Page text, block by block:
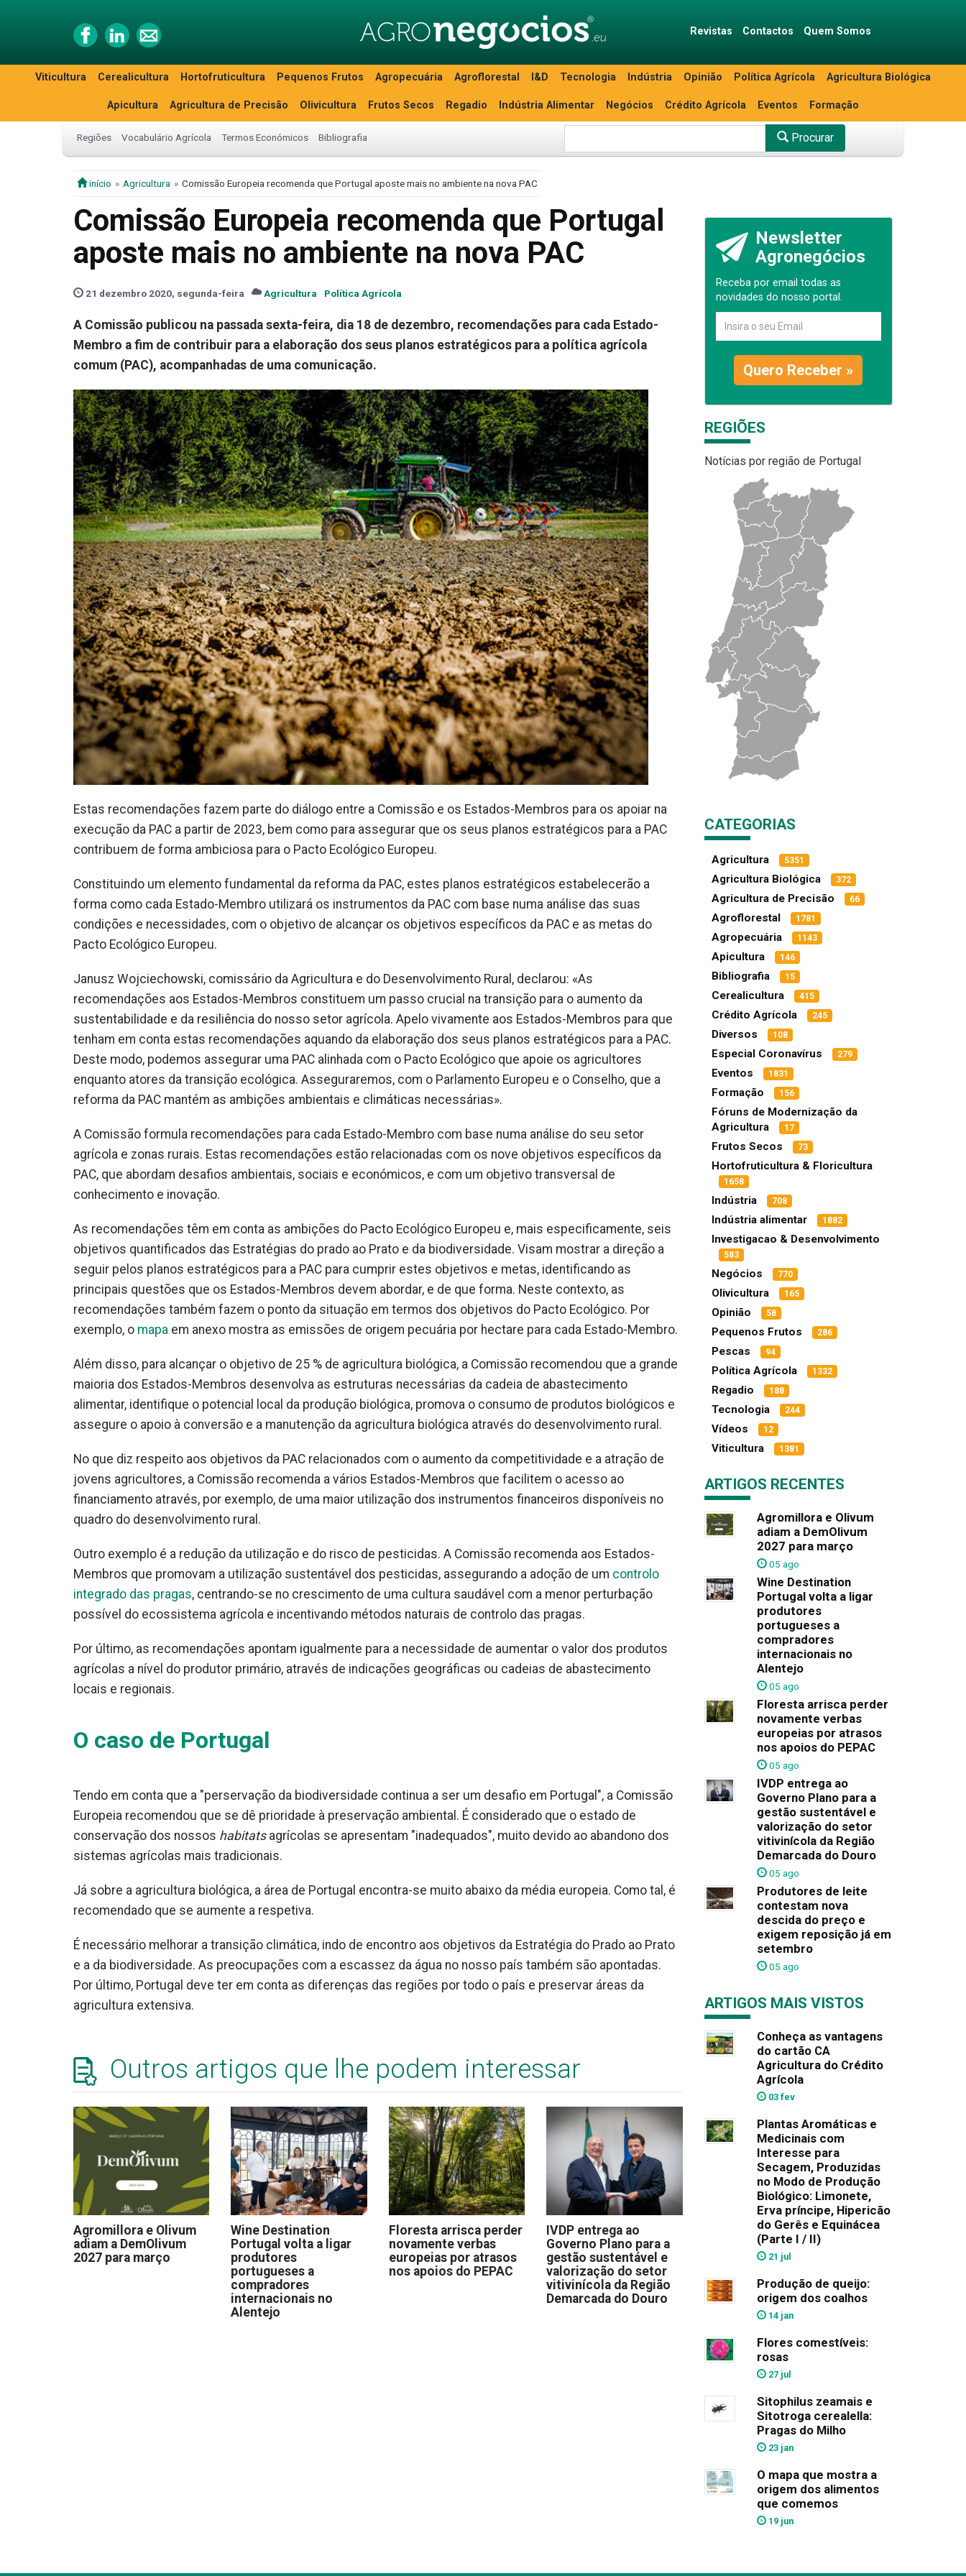
Revistas Contactos Quem Somos
Viticultura Cerealicultura Hortofruticultura Pequenos Frutos Agropecuária Agroflorestal I&D Tecnologia Indústria Opinião Política Agrícola Agricultura Biológica
Apicultura Agricultura de Precisão Olivicultura Frutos Secos Regadio Indústria Alimentar Negócios Crédito Agrícola Eventos Formação
Regiões Vocabulário Agrícola Termos Económicos Bibliografia Procurar
início Agricultura Comissão Europeia recomenda que Portugal aposte mais no ambiente na nova PAC
Comissão Europeia recomenda que Portugal
aposte mais no ambiente na nova PAC
21 dezembro 2020, segunda-feira Agricultura Política Agrícola
A Comissão publicou na passada sexta-feira, dia 18 de dezembro, recomendações para cada Estado-
Membro a fim de contribuir para a elaboração dos seus planos estratégicos para a política agrícola
comum (PAC), acompanhadas de uma comunicação.
Estas recomendações fazem parte do diálogo entre a Comissão e os Estados-Membros para os apoiar na
execução da PAC a partir de 2023, bem como para assegurar que os seus planos estratégicos para a PAC
contribuem de forma ambiciosa para o Pacto Ecológico Europeu.
Constituindo um elemento fundamental da reforma da PAC, estes planos estratégicos estabelecerão a
forma como cada Estado-Membro utilizará os instrumentos da PAC com base numa análise das suas
condições e necessidades, com o objetivo de alcançar os objetivos específicos da PAC e as metas do
Pacto Ecológico Europeu.
Janusz Wojciechowski, comissário da Agricultura e do Desenvolvimento Rural, declarou: «As
recomendações aos Estados-Membros constituem um passo crucial na transição para o aumento da
sustentabilidade e da resiliência do nosso setor agrícola. Apelo vivamente aos Estados-Membros para que
tenham em conta estas recomendações aquando da elaboração dos seus planos estratégicos para a PAC.
Deste modo, podemos assegurar uma PAC alinhada com o Pacto Ecológico que apoie os agricultores
enquanto atores da transição ecológica. Asseguraremos, com o Parlamento Europeu e o Conselho, que a
reforma da PAC mantém as ambições ambientais e climáticas necessárias».
A Comissão formula recomendações para cada Estado-Membro com base numa análise do seu setor
agrícola e zonas rurais. Estas recomendações estão relacionadas com os nove objetivos específicos da
PAC, que abordam desafios ambientais, sociais e económicos, e com um objetivo transversal de
conhecimento e inovação.
As recomendações têm em conta as ambições do Pacto Ecológico Europeu e, mais especificamente, seis
objetivos quantificados das Estratégias do prado ao Prato e da biodiversidade. Visam mostrar a direção a
seguir pelos planos estratégicos para a PAC para cumprir estes objetivos e metas, identificando as
principais questões que os Estados-Membros devem abordar, e de que forma. Neste contexto, as
recomendações também fazem o ponto da situação em termos dos objetivos do Pacto Ecológico. Por
exemplo, o mapa em anexo mostra as emissões de origem pecuária por hectare para cada Estado-Membro.
Além disso, para alcançar o objetivo de 25 % de agricultura biológica, a Comissão recomendou que a grande
maioria dos Estados-Membros desenvolva as estruturas necessárias da cadeia de abastecimento
alimentar, identifique o potencial local da produção biológica, promova o consumo de produtos biológicos e
assegure o apoio à conversão e a manutenção da agricultura biológica através do desenvolvimento rural.
No que diz respeito aos objetivos da PAC relacionados com o aumento da competitividade e a atração de
jovens agricultores, a Comissão recomenda a vários Estados-Membros que facilitem o acesso ao
financiamento através, por exemplo, de uma maior utilização dos instrumentos financeiros disponíveis no
quadro do desenvolvimento rural.
Outro exemplo é a redução da utilização e do risco de pesticidas. A Comissão recomenda aos Estados-
Membros que promovam a utilização sustentável dos pesticidas, assegurando a adoção de um controlo
integrado das pragas, centrando-se no crescimento de uma cultura saudável com a menor perturbação
possível do ecossistema agrícola e incentivando métodos naturais de controlo das pragas.
Por último, as recomendações apontam igualmente para a necessidade de aumentar o valor dos produtos
agrícolas a nível do produtor primário, através de indicações geográficas ou cadeias de abastecimento
locais e regionais.
O caso de Portugal
Tendo em conta que a "perservação da biodiversidade continua a ser um desafio em Portugal", a Comissão
Europeia recomendou que se dê prioridade à preservação ambiental. É considerado que o estado de
conservação dos nossos habitats agrícolas se apresentam "inadequados", muito devido ao abandono dos
sistemas agrícolas mais tradicionais.
Já sobre a agricultura biológica, a área de Portugal encontra-se muito abaixo da média europeia. Como tal, é
recomendado que se aumente a respetiva.
É necessário melhorar a transição climática, indo de encontro aos objetivos da Estratégia do Prado ao Prato
e a da biodiversidade. As preocupações com a escassez da água no nosso país também são apontadas.
Por último, Portugal deve ter em conta as diferenças das regiões por todo o país e preservar áreas da
agricultura extensiva.
Outros artigos que lhe podem interessar
Agromillora e Olivum
adiam a DemOlivum
2027 para março
Wine Destination
Portugal volta a ligar
produtores
portugueses a
compradores
internacionais no
Alentejo
Floresta arrisca perder
novamente verbas
europeias por atrasos
nos apoios do PEPAC
IVDP entrega ao
Governo Plano para a
gestão sustentável e
valorização do setor
vitivinícola da Região
Demarcada do Douro
Newsletter
Agronegócios
Receba por email todas as
novidades do nosso portal.
Quero Receber »
REGIÕES
Notícias por região de Portugal
CATEGORIAS
Agricultura 5351
Agricultura Biológica 372
Agricultura de Precisão 66
Agroflorestal 1781
Agropecuária 1143
Apicultura 146
Bibliografia 15
Cerealicultura 415
Crédito Agrícola 245
Diversos 108
Especial Coronavírus 279
Eventos 1831
Formação 156
Fóruns de Modernização da
Agricultura
17
Frutos Secos 73
Hortofruticultura & Floricultura
1658
Indústria 708
Indústria alimentar 1882
Investigacao & Desenvolvimento
583
Negócios 770
Olivicultura 165
Opinião 58
Pequenos Frutos 286
Pescas 94
Política Agrícola 1332
Regadio 188
Tecnologia 244
Vídeos 12
Viticultura 1381
ARTIGOS RECENTES
Agromillora e Olivum
adiam a DemOlivum
2027 para março
05 ago
Wine Destination
Portugal volta a ligar
produtores
portugueses a
compradores
internacionais no
Alentejo
05 ago
Floresta arrisca perder
novamente verbas
europeias por atrasos
nos apoios do PEPAC
05 ago
IVDP entrega ao
Governo Plano para a
gestão sustentável e
valorização do setor
vitivinícola da Região
Demarcada do Douro
05 ago
Produtores de leite
contestam nova
descida do preço e
exigem reposição já em
setembro
05 ago
ARTIGOS MAIS VISTOS
Conheça as vantagens
do cartão CA
Agricultura do Crédito
Agrícola
03 fev
Plantas Aromáticas e
Medicinais com
Interesse para
Secagem, Produzidas
no Modo de Produção
Biológico: Limonete,
Erva príncipe, Hipericão
do Gerês e Equinácea
(Parte I / II)
21 jul
Produção de queijo:
origem dos coalhos
14 jan
Flores comestíveis:
rosas
27 jul
Sitophilus zeamais e
Sitotroga cerealella:
Pragas do Milho
23 jan
O mapa que mostra a
origem dos alimentos
que comemos
19 jun